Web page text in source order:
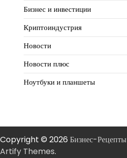
Бизнес и инвестиции
Криптоиндустрия
Новости
Новости плюс
Ноутбуки и планшеты
Copyright © 2026 Бизнес-Рецепты
Artify Themes.